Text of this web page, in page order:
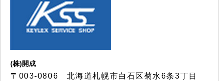
(株)開成
〒003-0806 北海道札幌市白石区菊水6条3丁目